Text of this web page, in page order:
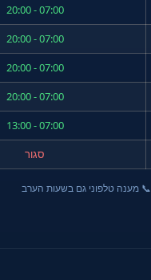
07:00 - 20:00
07:00 - 20:00
07:00 - 20:00
07:00 - 20:00
07:00 - 13:00
סגור
📞 מענה טלפוני גם בשעות הערב